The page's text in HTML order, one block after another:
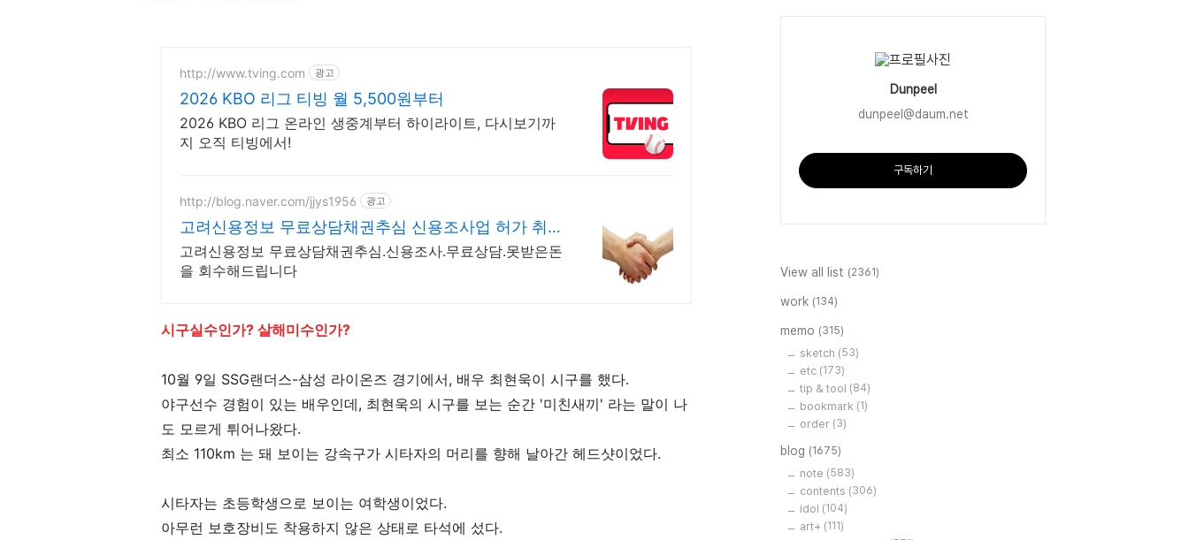
http://www.tving.com 광고
2026 KBO 리그 티빙 월 5,500원부터
2026 KBO 리그 온라인 생중계부터 하이라이트, 다시보기까
지 오직 티빙에서!
http://blog.naver.com/jjys1956 광고
고려신용정보 무료상담채권추심 신용조사업 허가 취득
업체!
고려신용정보 무료상담채권추심.신용조사.무료상담.못받은돈
을 회수해드립니다
시구실수인가? 살해미수인가?
10월 9일 SSG랜더스-삼성 라이온즈 경기에서, 배우 최현욱이 시구를 했다.
야구선수 경험이 있는 배우인데, 최현욱의 시구를 보는 순간 '미친새끼' 라는 말이 나
도 모르게 튀어나왔다.
최소 110km 는 돼 보이는 강속구가 시타자의 머리를 향해 날아간 헤드샷이었다.
시타자는 초등학생으로 보이는 여학생이었다.
아무런 보호장비도 착용하지 않은 상태로 타석에 섰다.
Dunpeel
dunpeel@daum.net
구독하기
View all list (2361)
work (134)
memo (315)
sketch (53)
etc (173)
tip & tool (84)
bookmark (1)
order (3)
blog (1675)
note (583)
contents (306)
idol (104)
art+ (111)